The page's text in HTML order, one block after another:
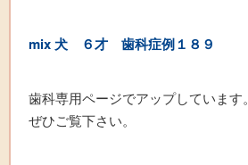
mix 犬 ６才 歯科症例１８ ９
歯科専用ページでアップしています。
ぜひご覧下さい。